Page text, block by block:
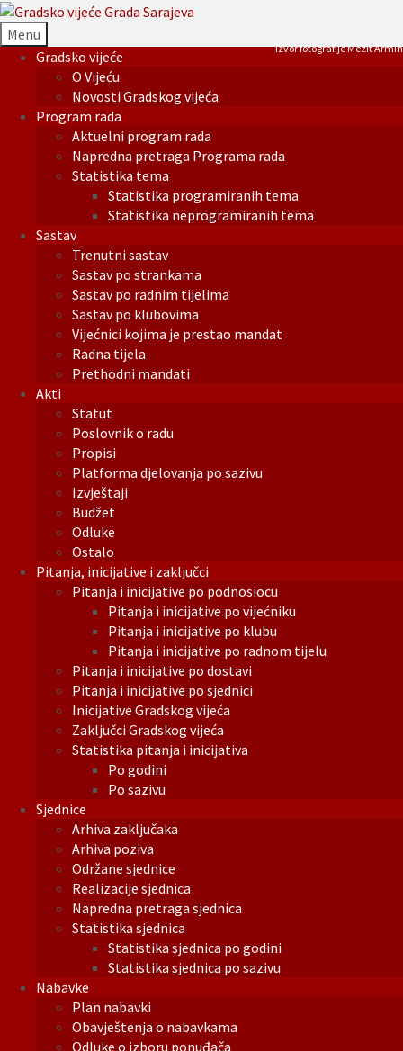
Menu
Gradsko vijeće
O Vijeću
Novosti Gradskog vijeća
Program rada
Aktuelni program rada
Napredna pretraga Programa rada
Statistika tema
Statistika programiranih tema
Statistika neprogramiranih tema
Sastav
Trenutni sastav
Sastav po strankama
Sastav po radnim tijelima
Sastav po klubovima
Vijećnici kojima je prestao mandat
Radna tijela
Prethodni mandati
Akti
Statut
Poslovnik o radu
Propisi
Platforma djelovanja po sazivu
Izvještaji
Budžet
Odluke
Ostalo
Pitanja, inicijative i zaključci
Pitanja i inicijative po podnosiocu
Pitanja i inicijative po vijećniku
Pitanja i inicijative po klubu
Pitanja i inicijative po radnom tijelu
Pitanja i inicijative po dostavi
Pitanja i inicijative po sjednici
Inicijative Gradskog vijeća
Zaključci Gradskog vijeća
Statistika pitanja i inicijativa
Po godini
Po sazivu
Sjednice
Arhiva zaključaka
Arhiva poziva
Održane sjednice
Realizacije sjednica
Napredna pretraga sjednica
Statistika sjednica
Statistika sjednica po godini
Statistika sjednica po sazivu
Nabavke
Plan nabavki
Obavještenja o nabavkama
Odluke o izboru ponuđača
Izvor fotografije Mezit Armin